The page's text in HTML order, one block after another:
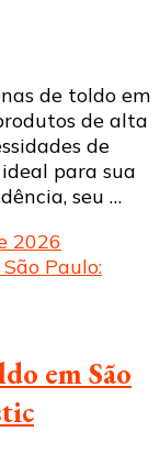
de toldo em
de alta
de
para sua
seu …
2026
em São